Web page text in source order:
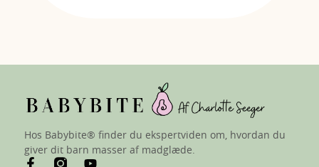
Hos Babybite® finder du ekspertviden om, hvordan du
giver dit barn masser af madglæde.